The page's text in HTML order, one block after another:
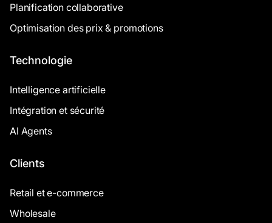
Planification collaborative
Optimisation des prix & promotions
Technologie
Intelligence artificielle
Intégration et sécurité
AI Agents
Clients
Retail et e-commerce
Wholesale